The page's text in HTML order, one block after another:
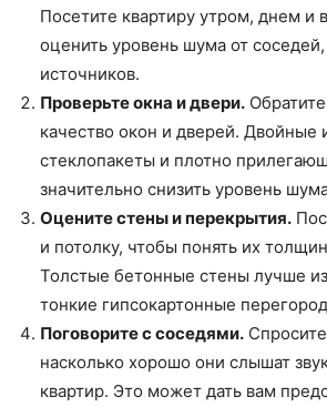
Посетите квартиру утром, днем и
оценить уровень шума от
источников.
Проверьте окна и двери.
качество окон и дверей. Двойные
стеклопакеты и плотно
значительно снизить уровень
Оцените стены и перекрытия.
и потолку, чтобы понять их
Толстые бетонные стены лучше
тонкие гипсокартонные
Поговорите с соседями.
насколько хорошо они слышат
квартир. Это может дать вам